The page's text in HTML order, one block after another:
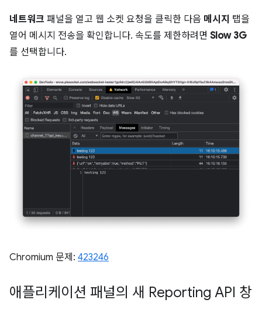
네트워크 패널을 열고 웹 소켓 요청을 클릭한 다음 메시지 탭을
열어 메시지 전송을 확인합니다. 속도를 제한하려면 Slow 3G
를 선택합니다.
Chromium 문제: 423246
애플리케이션 패널의 새 Reporting API 창